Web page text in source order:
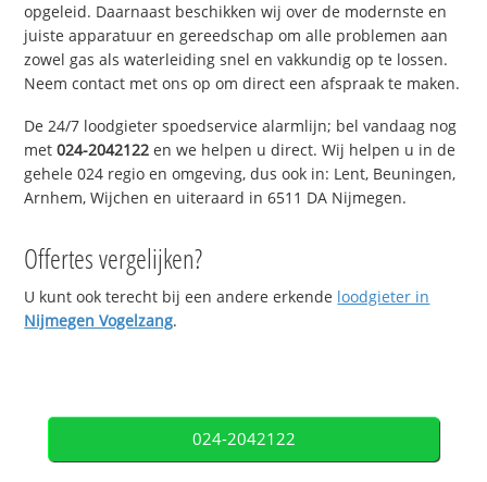
opgeleid. Daarnaast beschikken wij over de modernste en
juiste apparatuur en gereedschap om alle problemen aan
zowel gas als waterleiding snel en vakkundig op te lossen.
Neem contact met ons op om direct een afspraak te maken.
De 24/7 loodgieter spoedservice alarmlijn; bel vandaag nog
met024-2042122 en we helpen u direct. Wij helpen u in de
gehele 024 regio en omgeving, dus ook in: Lent, Beuningen,
Arnhem, Wijchen en uiteraard in 6511 DA Nijmegen.
Offertes vergelijken?
U kunt ook terecht bij een andere erkende loodgieter in
Nijmegen Vogelzang.
024-2042122